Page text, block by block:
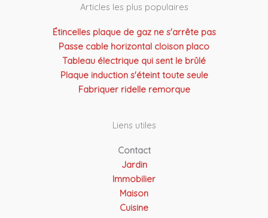
Articles les plus populaires
Étincelles plaque de gaz ne s'arrête pas
Passe cable horizontal cloison placo
Tableau électrique qui sent le brûlé
Plaque induction s'éteint toute seule
Fabriquer ridelle remorque
Liens utiles
Contact
Jardin
Immobilier
Maison
Cuisine